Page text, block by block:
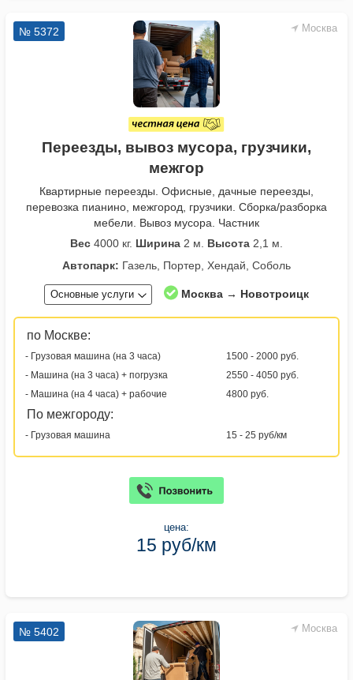
Москва
№ 5372
Переезды, вывоз мусора, грузчики,
межгор
Квартирные переезды. Офисные, дачные переезды,
перевозка пианино, межгород, грузчики. Сборка/разборка
мебели. Вывоз мусора. Частник
Вес 4000 кг. Ширина 2 м. Высота 2,1 м.
Автопарк: Газель, Портер, Хендай, Соболь
Основные услуги Москва → Новотроицк
по Москве:
- Грузовая машина (на 3 часа)
1500 - 2000 руб.
- Машина (на 3 часа) + погрузка
2550 - 4050 руб.
- Машина (на 4 часа) + рабочие
4800 руб.
По межгороду:
- Грузовая машина 15 - 25 руб/км
цена:
15 руб/км
Москва
№ 5402